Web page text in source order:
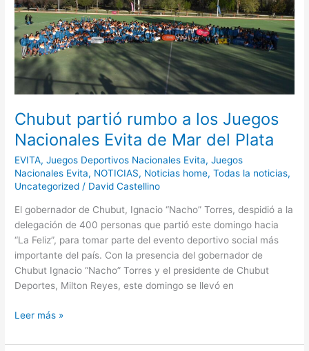
Chubut partió rumbo a los Juegos
Nacionales Evita de Mar del Plata
EVITA,Juegos Deportivos Nacionales Evita,Juegos
Nacionales Evita, NOTICIAS, Noticias home,Todas la noticias,
Uncategorized / David Castellino
El gobernador de Chubut, Ignacio “Nacho” Torres, despidió a la
delegación de 400 personas que partió este domingo hacia
“La Feliz”, para tomar parte del evento deportivo social más
importante del país. Con la presencia del gobernador de
Chubut Ignacio “Nacho” Torres y el presidente de Chubut
Deportes, Milton Reyes, este domingo se llevó en
rumbo
los
Juegos
Nacionales
Evita
de
Mar
del
Plata
Leer más »